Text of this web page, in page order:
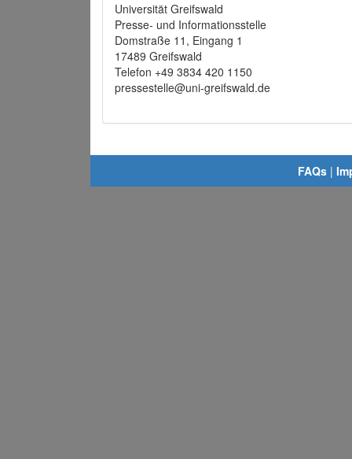
Universität Greifswald
Presse- und Informationsstelle
Domstraße 11, Eingang 1
17489 Greifswald
Telefon +49 3834 420 1150
pressestelle@uni-greifswald.de
FAQs |